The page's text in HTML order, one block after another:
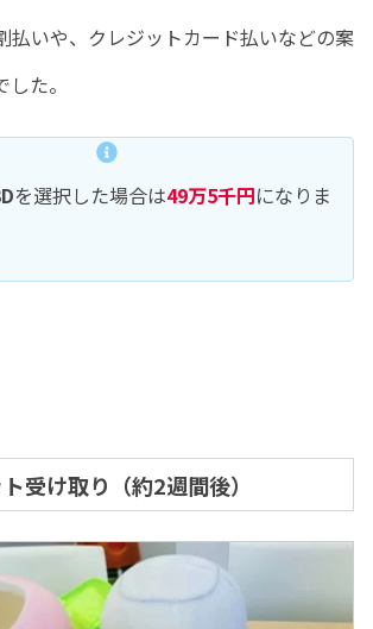
払いや、クレジットカード払いなどの案
た。
を選択した場合は49万5千円になりま
受け取り（約2週間後）